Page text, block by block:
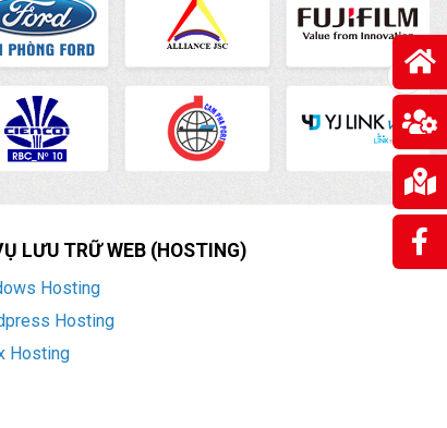
LƯU TRỮ WEB (HOSTING)
Hosting
Hosting
Hosting